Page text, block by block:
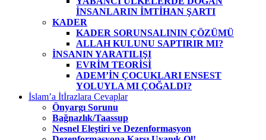
İNSANLARIN İMTİHAN ŞARTI
KADER
KADER SORUNSALININ ÇÖZÜMÜ
ALLAH KULUNU SAPTIRIR MI?
İNSANIN YARATILIŞI
EVRİM TEORİSİ
ADEM’İN ÇOCUKLARI ENSEST
YOLUYLA MI ÇOĞALDI?
İslam’a İtİrazlara Cevaplar
Önyargı Sorunu
Bağnazlık/Taassup
Nesnel Eleştiri ve Dezenformasyon